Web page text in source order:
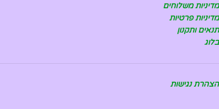
מדיניות משלוחים
מדיניות פרטיות
תנאים ותקנון
בלוג
הצהרת נגישות